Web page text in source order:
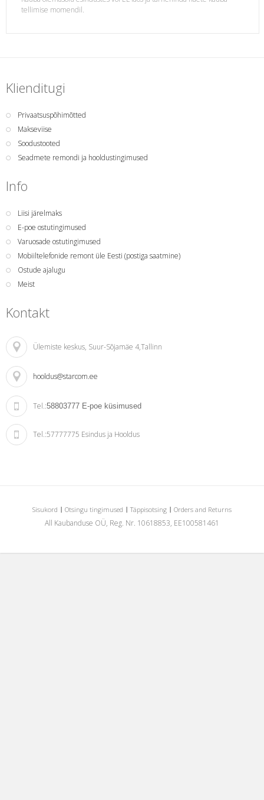
tellimise momendil.
Klienditugi
Privaatsuspõhimõtted
Makseviise
Soodustooted
Seadmete remondi ja hooldustingimused
Info
Liisi järelmaks
E-poe ostutingimused
Varuosade ostutingimused
Mobiiltelefonide remont üle Eesti (postiga saatmine)
Ostude ajalugu
Meist
Kontakt
Ülemiste keskus, Suur-Sõjamäe 4,Tallinn
hooldus@starcom.ee
Tel.:58803777 E-poe küsimused
Tel.:57777775 Esindus ja Hooldus
Sisukord Otsingu tingimused Täppisotsing Orders and Returns
All Kaubanduse OÜ, Reg. Nr. 10618853, EE100581461